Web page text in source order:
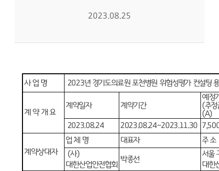
2023.08.25
사 업 명 2023년 경기도의료원 포천병원 위험성평가 컨설팅
계 약 개 요
계약일자 계약기간
예정
(추정
(A)
2023.08.24
2023.08.24~2023.11.30
계 약상대자
업 체 명 대표자
주 소
(사)
대한산업안전협회
박종선
서울
대한